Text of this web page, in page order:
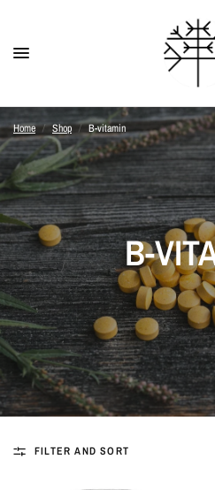
Home / Shop / B-vitamin
B-
FILTER AND SORT